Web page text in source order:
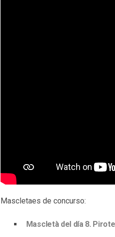
Mascletaes de concurso:
Mascletà del día 8.